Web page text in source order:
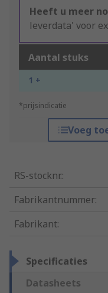
Heeft u meer
leverdata' voor
Aantal stuks
1 +
*prijsindicatie
Voeg
RS-stocknr.:
Fabrikantnummer:
Fabrikant:
Specificaties
Datasheets